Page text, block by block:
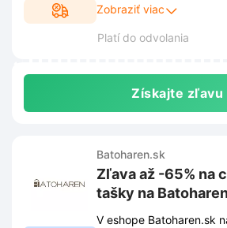
poštovné máte na nás.
Zobraziť viac
Platí do odvolania
Získajte zľavu
Batoharen.sk
Zľava až -65% na
tašky na
V eshope Batoharen.sk